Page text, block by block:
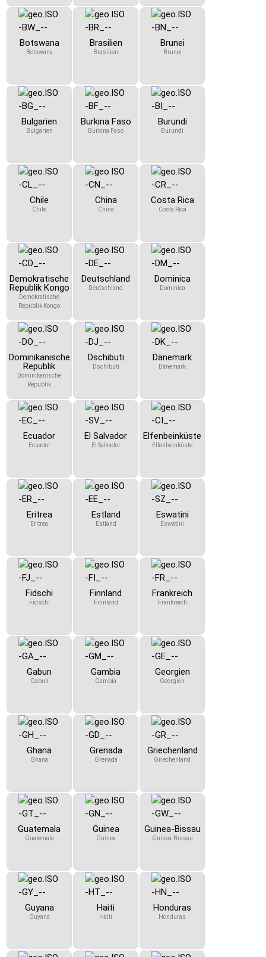
Botswana
Botswana
Brasilien
Brasilien
Brunei
Brunei
Bulgarien
Bulgarien
Burkina Faso
Burkina Faso
Burundi
Burundi
Chile
Chile
China
China
Costa Rica
Costa Rica
Demokratische
Republik Kongo
Demokratische
Republik Kongo
Deutschland
Deutschland
Dominica
Dominica
Dominikanische
Republik
Dominikanische
Republik
Dschibuti
Dschibuti
Dänemark
Dänemark
Ecuador
Ecuador
El Salvador
El Salvador
Elfenbeinküste
Elfenbeinküste
Eritrea
Eritrea
Estland
Estland
Eswatini
Eswatini
Fidschi
Fidschi
Finnland
Finnland
Frankreich
Frankreich
Gabun
Gabun
Gambia
Gambia
Georgien
Georgien
Ghana
Ghana
Grenada
Grenada
Griechenland
Griechenland
Guatemala
Guatemala
Guinea
Guinea
Guinea-Bissau
Guinea-Bissau
Guyana
Guyana
Haiti
Haiti
Honduras
Honduras